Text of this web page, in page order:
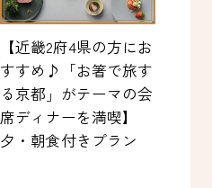
【近畿2府4県の方にお
すすめ♪「お箸で旅す
る京都」がテーマの会
席ディナーを満喫】
夕・朝食付きプラン